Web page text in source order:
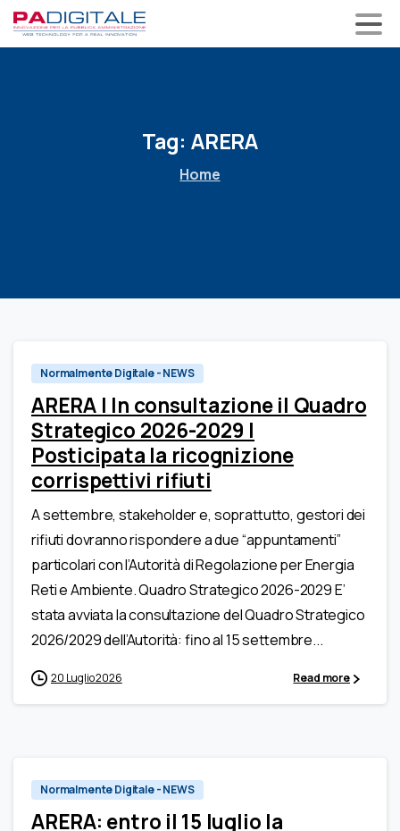
Tag: ARERA
Home
Normalmente Digitale - NEWS
ARERA | In consultazione il Quadro
Strategico 2026-2029 |
Posticipata la ricognizione
corrispettivi rifiuti
A settembre, stakeholder e, soprattutto, gestori dei
rifiuti dovranno rispondere a due “appuntamenti”
particolari con l’Autorità di Regolazione per Energia
Reti e Ambiente. Quadro Strategico 2026-2029 E’
stata avviata la consultazione del Quadro Strategico
2026/2029 dell’Autorità: fino al 15 settembre...
20 Luglio 2026 Read more
Normalmente Digitale - NEWS
ARERA: entro il 15 luglio la